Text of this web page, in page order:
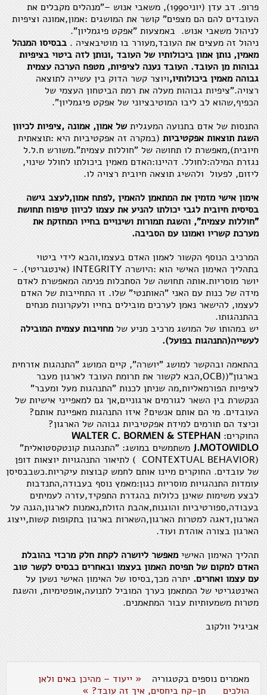
פרופ. דב עדן (יוני1990), משאבי אנוש –"מנהלים מקבלים את
העובדים להם הם מצפים" קושר את המושגים :אמון,אמונה וציפיות
לניהול משאבי אנוש. באמצעות "אפקט פיגמליון".
ניהול זה מעצים את העובד,מעורר בו מוטיבאציה . בבסיסו המנהל
מאמין, נותן אמון ביכולותיו של העובד ,ונותן לזה ביטוי בציפיות
גבוהות מן העובד. העובד נענה לציפיות, מטפח הערכה עצמית
גבוהה מאמין ביכולותיו,ויוצר קשר הדוק בין עשייה לתוצאה
רצויה."ציפיות גבוהות מעלה את רמת הביטחון העצמי של
הכפיף,שהוא לב ליבו המוטיבציוני של אפקט פיגמליון".
התנסות של אדם בתנועה המעגלית של אמון, אמונה ,ציפיות לכיוון
השגת תוצאות אפקטיביות (במקרה זה אפקטיביות היא :תוצאתית
חיובית),מאפשרת לו תחושה של "חוללות עצמית".משורש ח.ל.ל
נגזרת המילה:לחולל. דהיינו:האדם מאמין ביכולתו לחולל שינוי,
ליזום, לפעול ולהשיג תוצאה חיובית רצויה לו.
אימון אישי מזמין את המתאמן להאמין ,לפתח אמון,לעצב גישה
בסיסית חיובית לגבי יכולתו להניע את עצמו לכיוון טיפוח תחושת
"חוללות עצמית", והשגת תמורות ושינויים בחייו המחזקת את
מערכת קשריו ואמונו עם הסביבה.
המרכיב הנוסף הקשור לאמון האדם בעצמו,והבא לידי ביטוי
בתהליך האימון האישי הוא :היושרה INTEGRITY (אינטגריטי). -
יושר מוסריות.אותה תחושה של הסתכלות פנימה המאפשרת לאדם
מידה של כנות עם האני "האותנטי" שלו. זו התחייבות של האדם
לעצמו, להישאר נאמן לערכים מובילים בחייו ולעקרונות מנחים
בהתנהגותו.
יש במהותו של המושג מרכיב מניע של מחויבות עצמית המובילה
לעשייה(התנהגות בפועל).
בהתאמה ובהקשר למושג "יושרה", קיים המושג "התנהגות אזרחית
בארגון"((OCB,הבא לקשור את תרומת העובד לארגון מעבר
לציפיות הפורמאליות,מה שניתן לכנות "התנהגות מעל ומעבר"
הנקשרת בין השאר לגורמים ארגוניים,אך גם למאפייני אישיות של
העובדים. מי הם אותם אנשים? איזו התנהגות מאפיינת אותם?
וכיצד הם תורמים למידת אפקטיביות גבוהה של הארגון?
החוקרים: WALTER C. BORMEN & STEPHAN
J.MOTOWIDLO משתמשים במושג: "התנהגות קונטקסטואלית"
(CONTEXTUAL BEHAVIOR ) לתיאור התנהגויות יוצאות דופן
של עובדים. החוקרים מיינו אותם לחמש קבוצות עיקריות.כשבבסיסן
עומדות התנהגויות מוסריות כגון:מאמץ נוסף בעבודה,התנדבות
לבצע משימות שאינן כלולות בהגדרת התפקיד,עזרה לעמיתים
בעבודה,ספורטיביות והוגנות,אהבת הזולת,נאמנות לארגון,הגנה על
הארגון,דאגה למטרות הארגון,השארות בארגון בתקופות קשות,ייצוג
הארגון בצורה אוהדת ועוד.
תהליך האימון האישי מאפשר ליושרה לקחת חלק מרכזי בהובלת
האדם למקום של תפיסת האמון בעצמו ובאחרים כבסיס לקשר טוב
עם עצמו ואחרים. יתרה מכך,בסיסו של האימון האישי נשען על
האינטגריטי של המתאמן כערך המוביל לתנועה,אופטימיות, והשגת
מטרות משמעותיות עבור המתאמנים.
אביגיל וולקוב
מאמרים נוספים בקטגוריה
« ייעוד – מהיכן באים ולאן
הולכים
תן-קח ביחסים, איך זה עובד? »